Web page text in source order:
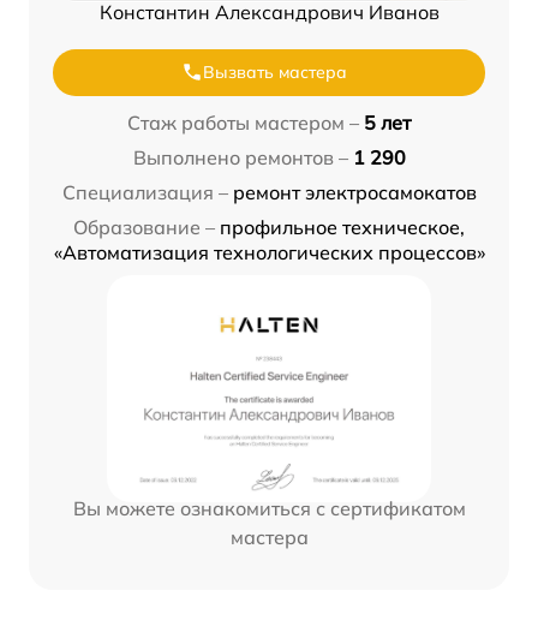
Константин Александрович Иванов
Вызвать мастера
Стаж работы мастером – 5 лет
Выполнено ремонтов – 1 290
Специализация – ремонт электросамокатов
Образование – профильное техническое,
«Автоматизация технологических процессов»
Вы можете ознакомиться с сертификатом
мастера